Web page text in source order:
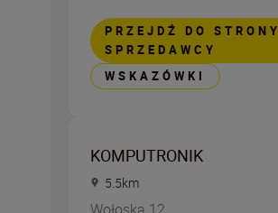
PRZEJDŹ DO STRONY
SPRZEDAWCY
WSKAZÓWKI
KOMPUTRONIK
5.5km